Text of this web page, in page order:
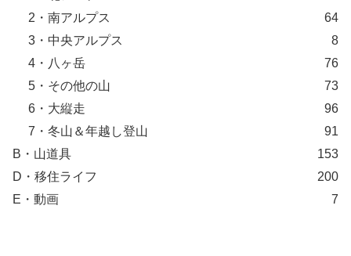
2・南アルプス
64
3・中央アルプス
8
4・八ヶ岳
76
5・その他の山
73
6・大縦走
96
7・冬山＆年越し登山
91
B・山道具
153
D・移住ライフ
200
E・動画
7